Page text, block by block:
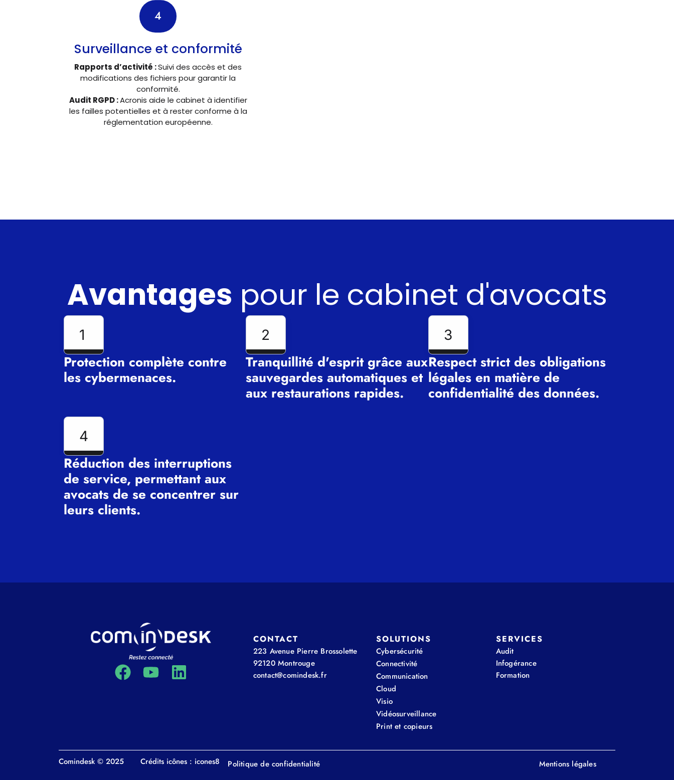
4
Surveillance et conformité
Rapports d’activité :Suivi des accès et des
modifications des fichiers pour garantir la
conformité.
Audit RGPD :Acronis aide le cabinet à identifier
les failles potentielles et à rester conforme à la
réglementation européenne.
Avantages pour le cabinet d'avocats
1
Protection complète contre
les cybermenaces.
2
Tranquillité d'esprit grâce aux
sauvegardes automatiques et
aux restaurations rapides.
3
Respect strict des obligations
légales en matière de
confidentialité des données.
4
Réduction des interruptions
de service, permettant aux
avocats de se concentrer sur
leurs clients.
CONTACT
223 Avenue Pierre Brossolette
92120 Montrouge
contact@comindesk.fr
SOLUTIONS
Cybersécurité
Connectivité
Communication
Cloud
Visio
Vidéosurveillance
Print et copieurs
SERVICES
Audit
Infogérance
Formation
Comindesk © 2025 Crédits icônes : icones8 Politique de confidentialité Mentions légales